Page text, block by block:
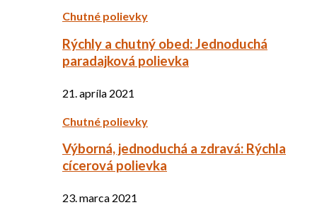
Chutné polievky
Rýchly a chutný obed: Jednoduchá
paradajková polievka
21. apríla 2021
Chutné polievky
Výborná, jednoduchá a zdravá: Rýchla
cícerová polievka
23. marca 2021